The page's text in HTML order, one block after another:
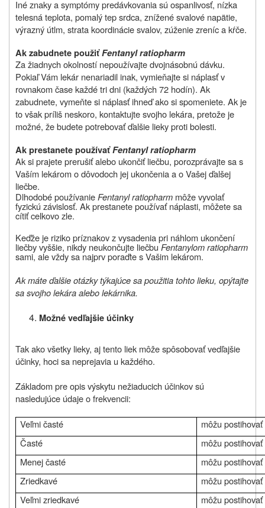
Iné znaky a symptómy predávkovania sú ospanlivosť, nízka
telesná teplota, pomalý tep srdca, znížené svalové napätie,
výrazný útlm, strata koordinácie svalov, zúženie zreníc a kŕče.
Ak zabudnete použiťFentanyl ratiopharm
Za žiadnych okolností nepoužívajte dvojnásobnú dávku.
Pokiaľ Vám lekár nenariadil inak, vymieňajte si náplasť v
rovnakom čase každé tri dni (každých 72 hodín). Ak
zabudnete, vymeňte si náplasť ihneď ako si spomeniete. Ak je
to však príliš neskoro, kontaktujte svojho lekára, pretože je
možné, že budete potrebovať ďalšie lieky proti bolesti.
Ak prestanete používaťFentanyl ratiopharm
Ak si prajete prerušiť alebo ukončiť liečbu, porozprávajte sa s
Vaším lekárom o dôvodoch jej ukončenia a o Vašej ďalšej
liečbe.
Dlhodobé používanie Fentanyl ratiopharm môže vyvolať
fyzickú závislosť. Ak prestanete používať náplasti, môžete sa
cítiť celkovo zle.
Keďže je riziko príznakov z vysadenia pri náhlom ukončení
liečby vyššie, nikdy neukončujte liečbu Fentanylom ratiopharm
sami, ale vždy sa najprv poraďte s Vašim lekárom.
Ak máte ďalšie otázky týkajúce sa použitia tohto lieku, opýtajte
sa svojho lekára alebo lekárnika.
Možné vedľajšie účinky
Tak ako všetky lieky, aj tento liek môže spôsobovať vedľajšie
účinky, hoci sa neprejavia u každého.
Základom pre opis výskytu nežiaducich účinkov sú
nasledujúce údaje o frekvencii:
Veľmi časté
môžu
Časté
môžu
Menej časté
môžu
Zriedkavé
môžu
Veľmi zriedkavé
môžu